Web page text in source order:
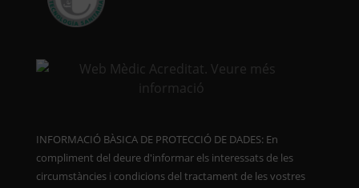
INFORMACIÓ BÀSICA DE PROTECCIÓ DE DADES: En
compliment del deure d'informar els interessats de les
circumstàncies i condicions del tractament de les vostres